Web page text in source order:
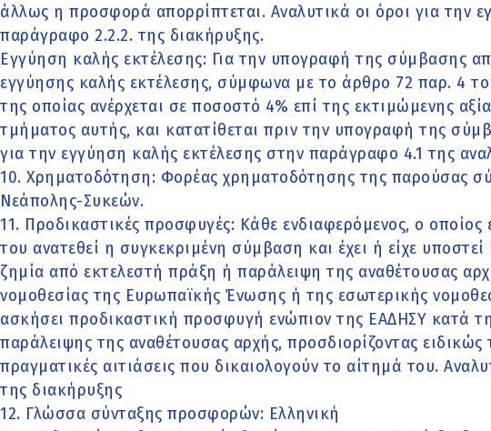
άλλως η προσφορά απορρίπτεται. Αναλυτικά οι όροι για την
παράγραφο 2.2.2. της διακήρυξης.
Εγγύηση καλής εκτέλεσης: Για την υπογραφή της σύμβασης
εγγύησης καλής εκτέλεσης, σύμφωνα με το άρθρο 72 παρ. 4
της οποίας ανέρχεται σε ποσοστό 4% επί της εκτιμώμενης
τμήματος αυτής, και κατατίθεται πριν την υπογραφή της
για την εγγύηση καλής εκτέλεσης στην παράγραφο 4.1 της
10. Χρηματοδότηση: Φορέας χρηματοδότησης της παρούσας
Νεάπολης-Συκεών.
11. Προδικαστικές προσφυγές: Κάθε ενδιαφερόμενος, ο οποίος
του ανατεθεί η συγκεκριμένη σύμβαση και έχει ή είχε υποστεί
ζημία από εκτελεστή πράξη ή παράλειψη της αναθέτουσας
νομοθεσίας της Ευρωπαϊκής Ένωσης ή της εσωτερικής
ασκήσει προδικαστική προσφυγή ενώπιον της ΕΑΔΗΣΥ κατά
παράλειψης της αναθέτουσας αρχής, προσδιορίζοντας ειδικώς
πραγματικές αιτιάσεις που δικαιολογούν το αίτημά του.
της διακήρυξης
12. Γλώσσα σύνταξης προσφορών: Ελληνική